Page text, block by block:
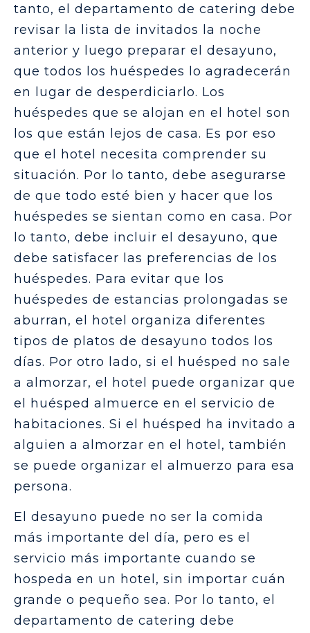
tanto, el departamento de catering debe
revisar la lista de invitados la noche
anterior y luego preparar el desayuno,
que todos los huéspedes lo agradecerán
en lugar de desperdiciarlo. Los
huéspedes que se alojan en el hotel son
los que están lejos de casa. Es por eso
que el hotel necesita comprender su
situación. Por lo tanto, debe asegurarse
de que todo esté bien y hacer que los
huéspedes se sientan como en casa. Por
lo tanto, debe incluir el desayuno, que
debe satisfacer las preferencias de los
huéspedes. Para evitar que los
huéspedes de estancias prolongadas se
aburran, el hotel organiza diferentes
tipos de platos de desayuno todos los
días. Por otro lado, si el huésped no sale
a almorzar, el hotel puede organizar que
el huésped almuerce en el servicio de
habitaciones. Si el huésped ha invitado a
alguien a almorzar en el hotel, también
se puede organizar el almuerzo para esa
persona.
El desayuno puede no ser la comida
más importante del día, pero es el
servicio más importante cuando se
hospeda en un hotel, sin importar cuán
grande o pequeño sea. Por lo tanto, el
departamento de catering debe